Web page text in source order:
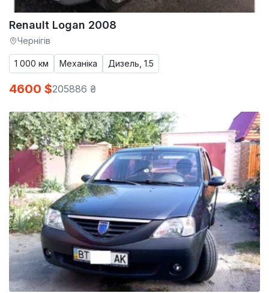
Renault Logan 2008
Чернігів
1 000 км Механіка Дизель, 1.5
4600 $205886 ₴